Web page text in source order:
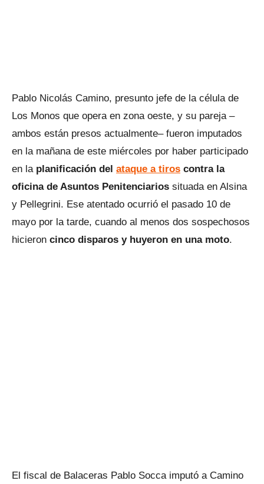
Pablo Nicolás Camino, presunto jefe de la célula de
Los Monos que opera en zona oeste, y su pareja –
ambos están presos actualmente– fueron imputados
en la mañana de este miércoles por haber participado
en laplanificación del ataque a tiros contra la
oficina de Asuntos Penitenciarios situada en Alsina
y Pellegrini. Ese atentado ocurrió el pasado 10 de
mayo por la tarde, cuando al menos dos sospechosos
hicieron cinco disparos y huyeron en una moto.
El fiscal de Balaceras Pablo Socca imputó a Camino